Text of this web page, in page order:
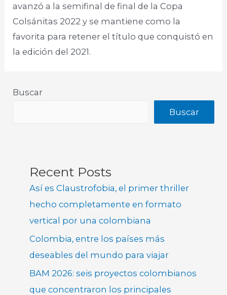
avanzó a la semifinal de final de la Copa
Colsánitas 2022 y se mantiene como la
favorita para retener el título que conquistó en
la edición del 2021.
Buscar
Buscar
Recent Posts
Así es Claustrofobia, el primer thriller
hecho completamente en formato
vertical por una colombiana
Colombia, entre los países más
deseables del mundo para viajar
BAM 2026: seis proyectos colombianos
que concentraron los principales